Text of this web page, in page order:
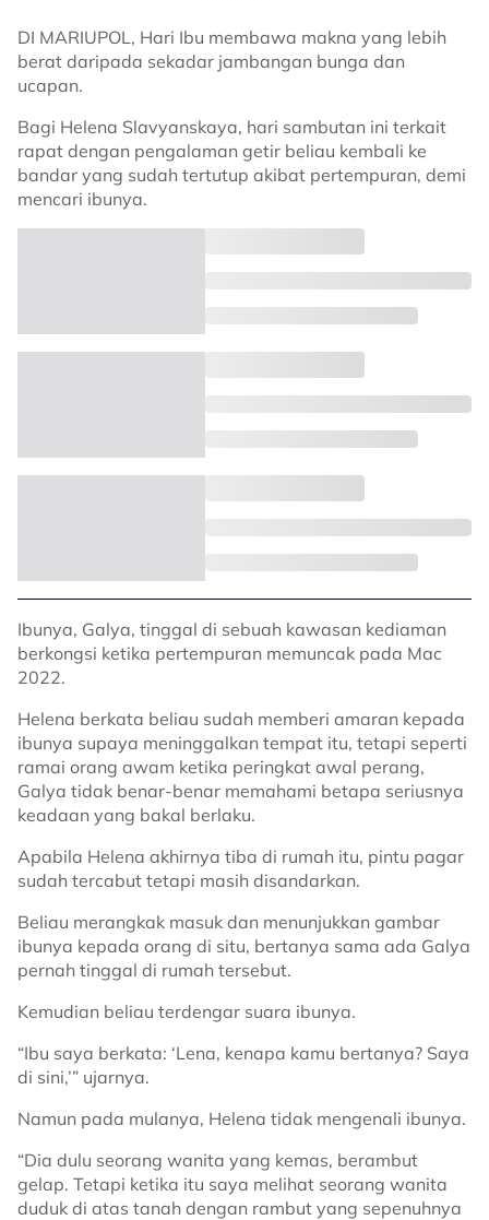
DI MARIUPOL, Hari Ibu membawa makna yang lebih
berat daripada sekadar jambangan bunga dan
ucapan.
Bagi Helena Slavyanskaya, hari sambutan ini terkait
rapat dengan pengalaman getir beliau kembali ke
bandar yang sudah tertutup akibat pertempuran, demi
mencari ibunya.
Ibunya, Galya, tinggal di sebuah kawasan kediaman
berkongsi ketika pertempuran memuncak pada Mac
2022.
Helena berkata beliau sudah memberi amaran kepada
ibunya supaya meninggalkan tempat itu, tetapi seperti
ramai orang awam ketika peringkat awal perang,
Galya tidak benar-benar memahami betapa seriusnya
keadaan yang bakal berlaku.
Apabila Helena akhirnya tiba di rumah itu, pintu pagar
sudah tercabut tetapi masih disandarkan.
Beliau merangkak masuk dan menunjukkan gambar
ibunya kepada orang di situ, bertanya sama ada Galya
pernah tinggal di rumah tersebut.
Kemudian beliau terdengar suara ibunya.
“Ibu saya berkata: ‘Lena, kenapa kamu bertanya? Saya
di sini,’” ujarnya.
Namun pada mulanya, Helena tidak mengenali ibunya.
“Dia dulu seorang wanita yang kemas, berambut
gelap. Tetapi ketika itu saya melihat seorang wanita
duduk di atas tanah dengan rambut yang sepenuhnya